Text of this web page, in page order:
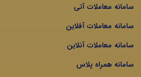
سامانه معاملات آتی
سامانه معاملات آفلاین
سامانه معاملات آنلاین
سامانه همراه پلاس